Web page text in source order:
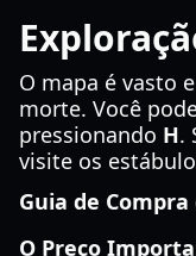
O mapa é vasto
morte. Você
pressionando H.
visite os
Guia de Compra
O Preço